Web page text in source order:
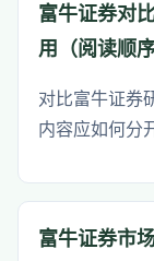
富牛证券对
用（阅读顺序
对比富牛证券
内容应如何分
富牛证券市